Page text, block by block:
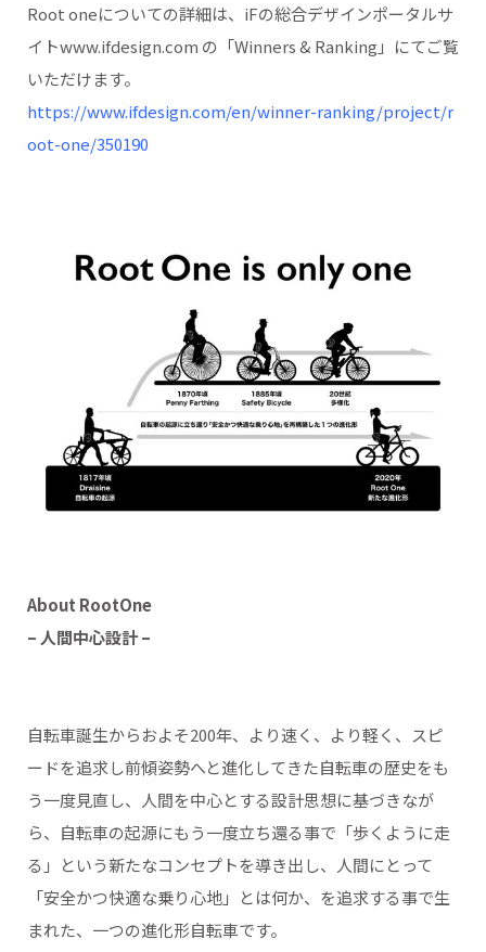
Root oneについての詳細は、iFの総合デザインポータルサ
イトwww.ifdesign.com の「Winners & Ranking」にてご覧
いただけます。
https://www.ifdesign.com/en/winner-ranking/project/r
oot-one/350190
About RootOne
– 人間中心設計 –
自転車誕生からおよそ200年、より速く、より軽く、スピ
ードを追求し前傾姿勢へと進化してきた自転車の歴史をも
う一度見直し、人間を中心とする設計思想に基づきなが
ら、自転車の起源にもう一度立ち還る事で「歩くように走
る」という新たなコンセプトを導き出し、人間にとって
「安全かつ快適な乗り心地」とは何か、を追求する事で生
まれた、一つの進化形自転車です。